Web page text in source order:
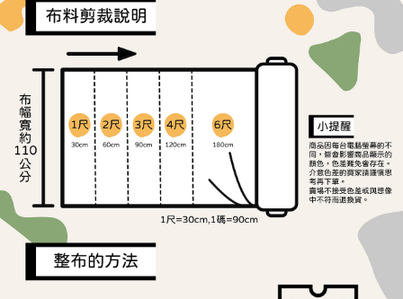
【「AFTEE先享後付」結帳流程】
１．於結帳方式選擇「AFTEE先享後付」後，將跳轉至「AFTEE先享後付」
結帳頁面，進行簡訊認證並確認金額後，即可完成結帳。
２．訂單成立數日內，您將收到繳費通知簡訊。
３．收到繳費通知簡訊後14天內，點擊此簡訊中的連結，可透過四大超商／
ATM／網路銀行／等多元方式進行付款，方視為交易完成。
※ 請注意：結帳手續完成當下不需立刻繳費，但若您需要取消訂單，請聯絡
購買商品的店家。未經商家同意取消之訂單仍視為有效，需透過AFTEE先享
後付繳納相關費用。
※ 交易是否成功請以「AFTEE先享後付 」之結帳頁面顯示為準，若有關於
是否繳費成功／繳費後需取消欲退款等相關疑問，請聯繫「AFTEE先享後付
客戶支援中心」 https://netprotections.freshdesk.com/support/home
【注意事項】
１．透過由恩沛科技股份有限公司提供之「AFTEE先享後付」服務完成之交
易，需依本服務之必要範圍內提供個人資料，並將交易相關給付款項請求債
權轉讓予恩沛科技股份有限公司。
每筆NT$65，滿NT$1,500(含以上)免運費
每筆NT$65，滿NT$1,500(含以上)免運費
宅配
每筆NT$150，滿NT$1,500(含以上)免運費
離島宅配
每筆NT$240